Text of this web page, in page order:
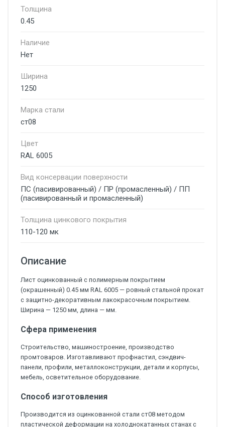
Толщина
0.45
Наличие
Нет
Ширина
1250
Марка стали
ст08
Цвет
RAL 6005
Вид консервации поверхности
ПС (пасивированный) / ПР (промасленный) / ПП
(пасивированный и промасленный)
Толщина цинкового покрытия
110-120 мк
Описание
Лист оцинкованный с полимерным покрытием
(окрашенный) 0.45 мм RAL 6005 — ровный стальной прокат
с защитно-декоративным лакокрасочным покрытием.
Ширина — 1250 мм, длина — мм.
Сфера применения
Строительство, машиностроение, производство
промтоваров. Изготавливают профнастил, сэндвич-
панели, профили, металлоконструкции, детали и корпусы,
мебель, осветительное оборудование.
Способ изготовления
Производится из оцинкованной стали ст08 методом
пластической деформации на холоднокатанных станах с